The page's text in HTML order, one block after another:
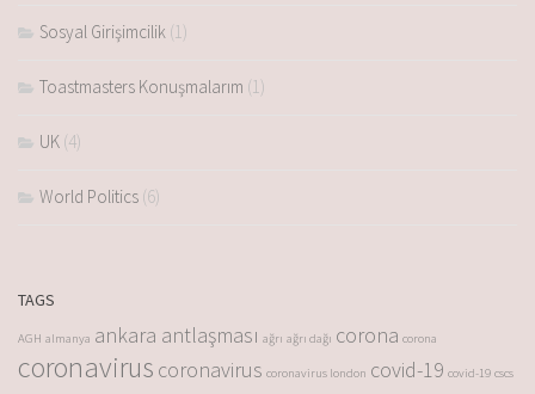
Sosyal Girişimcilik (1)
Toastmasters Konuşmalarım (1)
UK (4)
World Politics (6)
TAGS
AGH almanya ankara antlaşması ağrı ağrı dağı corona corona
coronavirus coronavirus coronavirus london covid-19 covid-19 cscs